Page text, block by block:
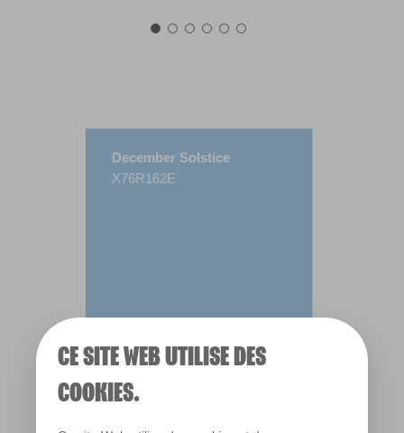
CE SITE WEB UTILISE DES
COOKIES.
December Solstice
X76R162E